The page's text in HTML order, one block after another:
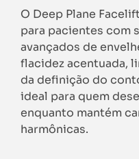
O Deep Plane
para pacientes com
avançados de
flacidez acentuada,
da definição do
ideal para quem
enquanto mantém
harmônicas.